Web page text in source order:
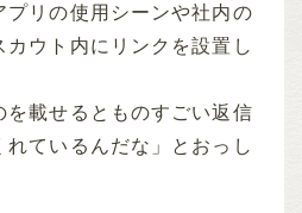
プリの使用シーンや社内の
ウト内にリンクを設置し
を載せるとものすごい返信
ているんだな」とおっし